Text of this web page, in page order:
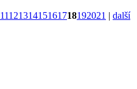
1112131415161718192021 | další